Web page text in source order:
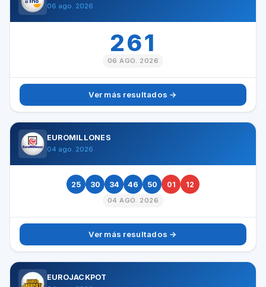
06 ago. 2026
261
06 AGO. 2026
Ver más resultados →
EUROMILLONES
04 ago. 2026
25 30 34 46 50 01 12
04 AGO. 2026
Ver más resultados →
EUROJACKPOT